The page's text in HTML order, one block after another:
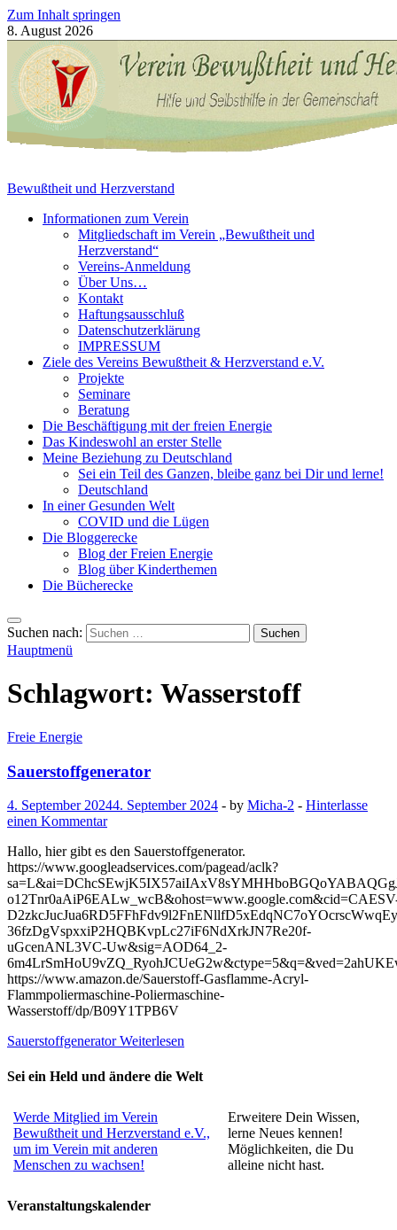
Zum Inhalt springen
8. August 2026
Bewußtheit und Herzverstand
Informationen zum Verein
Mitgliedschaft im Verein „Bewußtheit und
Herzverstand“
Vereins-Anmeldung
Über Uns…
Kontakt
Haftungsausschluß
Datenschutzerklärung
IMPRESSUM
Ziele des Vereins Bewußtheit & Herzverstand e.V.
Projekte
Seminare
Beratung
Die Beschäftigung mit der freien Energie
Das Kindeswohl an erster Stelle
Meine Beziehung zu Deutschland
Sei ein Teil des Ganzen, bleibe ganz bei Dir und lerne!
Deutschland
In einer Gesunden Welt
COVID und die Lügen
Die Bloggerecke
Blog der Freien Energie
Blog über Kinderthemen
Die Bücherecke
Suchen nach:
Hauptmenü
Schlagwort: Wasserstoff
Freie Energie
Sauerstoffgenerator
4. September 20244. September 2024 - by Micha-2 - Hinterlasse
einen Kommentar
Hallo, hier gibt es den Sauerstoffgenerator.
https://www.googleadservices.com/pagead/aclk?
36fzDgVspxxiP2HQBKvpLc27iF6NdXrkJN7Re20f-
uGcenANL3VC-Uw&sig=AOD64_2-
https://www.amazon.de/Sauerstoff-Gasflamme-Acryl-
Flammpoliermaschine-Poliermaschine-
Wasserstoff/dp/B09Y1TPB6V
SauerstoffgeneratorWeiterlesen
Sei ein Held und ändere die Welt
Werde Mitglied im Verein
Bewußtheit und Herzverstand e.V.,
um im Verein mit anderen
Menschen zu wachsen!
Erweitere Dein Wissen,
lerne Neues kennen!
Möglichkeiten, die Du
alleine nicht hast.
Veranstaltungskalender